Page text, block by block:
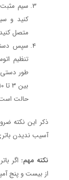
سیم مثبت
کنید و
متصل
سپس
تنظیم
طور دستی
حالت
ذکر این نکته
آسیب ندیدن
نکته مهم: اگر
از بیست و پنج